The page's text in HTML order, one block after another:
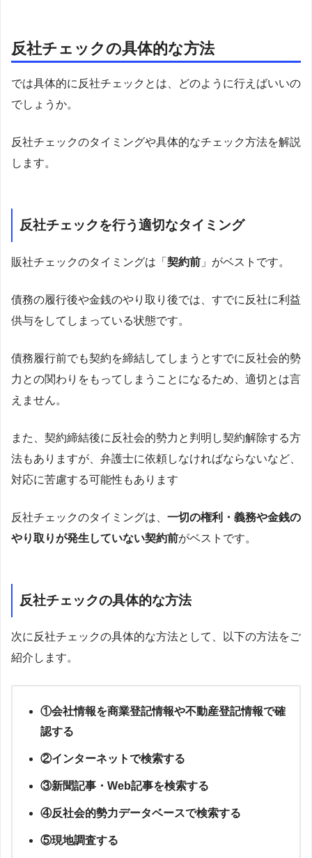
反社チェックの具体的な方法
では具体的に反社チェックとは、どのように行えばいいの
でしょうか。
反社チェックのタイミングや具体的なチェック方法を解説
します。
反社チェックを行う適切なタイミング
販社チェックのタイミングは「 契約前 」がベストです。
債務の履行後や金銭のやり取り後では、すでに反社に利益
供与をしてしまっている状態です。
債務履行前でも契約を締結してしまうとすでに反社会的勢
力との関わりをもってしまうことになるため、適切とは言
えません。
また、契約締結後に反社会的勢力と判明し契約解除する方
法もありますが、弁護士に依頼しなければならないなど、
対応に苦慮する可能性もあります
反社チェックのタイミングは、 一切の権利・義務や金銭の
やり取りが発生していない契約前がベストです。
反社チェックの具体的な方法
次に反社チェックの具体的な方法として、以下の方法をご
紹介します。
①会社情報を商業登記情報や不動産登記情報で確
認する
②インターネットで検索する
③新聞記事・Web記事を検索する
④反社会的勢力データベースで検索する
⑤現地調査する